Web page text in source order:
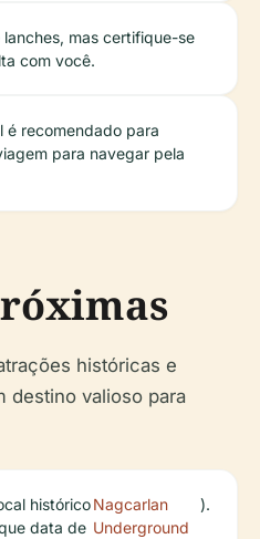
mas certifique-se
com você.
é recomendado para
para navegar pela
históricas e
destino valioso para
histórico
data de
Nagcarlan
Underground
).